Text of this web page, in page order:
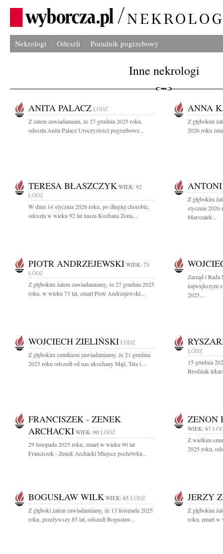
Nekrologi Odeszli Poradnik pogrzebowy
Inne nekrologi
ANITA PALACZ ŁÓDŹ
Z żalem zawiadamiam, że 27 grudnia 2025 roku,
odeszła Anita Palacz Uroczystości pogrzebowe...
ANNA
Z głębokim
2026 roku
TERESA BŁASZCZYK WIEK: 92
ŁÓDŹ
W dniu 14 stycznia 2026 roku, po długiej chorobie,
odeszła w wieku 92 lat nasza Kochana Żona,...
Z głębokim
stycznia 2026
Marszałek...
PIOTR ANDRZEJEWSKI WIEK: 73
ŁÓDŹ
Z głębokim żalem zawiadamiamy, że 27 grudnia 2025
roku, w wieku 73 lat, zmarł Piotr Andrzejewski...
Zarząd i
największym
2025...
WOJCIECH ZIELIŃSKI ŁÓDŹ
Z głębokim smutkiem zawiadamiamy, że 21 grudnia
2025 roku odszedł od nas ukochany Mąż, Tata i...
ŁÓDŹ
15 grudnia
Brodziak
FRANCISZEK - ZENEK
ARCHACKI WIEK: 90 ŁÓDŹ
29 listopada 2025 roku, zmarł w wieku 90 lat
Franciszek - Zenek Archacki Miejsce pochówku...
ZENON
WIEK: 87
Z wielkim
2025 roku,
BOGUSŁAW WILK WIEK: 85 ŁÓDŹ
Z głęboki żalem zawiadamiamy, że 13 listopada 2025
roku, przeżywszy 85 lat, odszedł Bogusław...
JERZY
Z głębokim
roku, zmarł